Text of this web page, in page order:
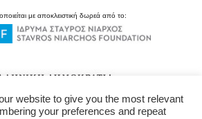
με αποκλειστική δωρεά από το:
website to give you the most relevant
your preferences and repeat